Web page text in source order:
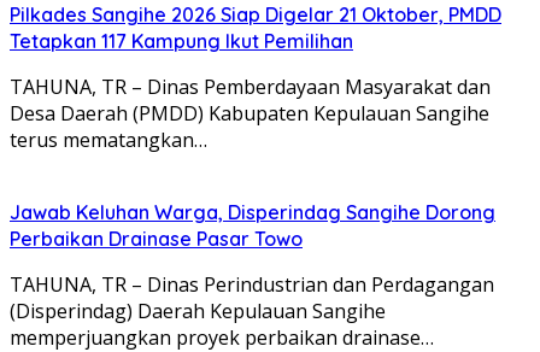
Pilkades Sangihe 2026 Siap Digelar 21 Oktober, PMDD
Tetapkan 117 Kampung Ikut Pemilihan
TAHUNA, TR – Dinas Pemberdayaan Masyarakat dan
Desa Daerah (PMDD) Kabupaten Kepulauan Sangihe
terus mematangkan…
Jawab Keluhan Warga, Disperindag Sangihe Dorong
Perbaikan Drainase Pasar Towo
TAHUNA, TR – Dinas Perindustrian dan Perdagangan
(Disperindag) Daerah Kepulauan Sangihe
memperjuangkan proyek perbaikan drainase…